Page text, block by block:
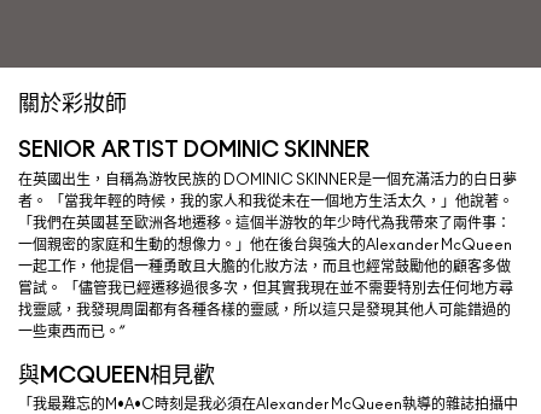
關於彩妝師
SENIOR ARTIST DOMINIC SKINNER
在英國出生，自稱為游牧民族的 DOMINIC SKINNER是一個充滿活力的白日夢
者。 「當我年輕的時候，我的家人和我從未在一個地方生活太久，」他說著。
「我們在英國甚至歐洲各地遷移。這個半游牧的年少時代為我帶來了兩件事：
一個親密的家庭和生動的想像力。」他在後台與強大的Alexander McQueen
一起工作，他提倡一種勇敢且大膽的化妝方法，而且也經常鼓勵他的顧客多做
嘗試。 「儘管我已經遷移過很多次，但其實我現在並不需要特別去任何地方尋
找靈感，我發現周圍都有各種各樣的靈感，所以這只是發現其他人可能錯過的
一些東西而已。”
與MCQUEEN相見歡
「我最難忘的M•A•C時刻是我必須在Alexander McQueen執導的雜誌拍攝中